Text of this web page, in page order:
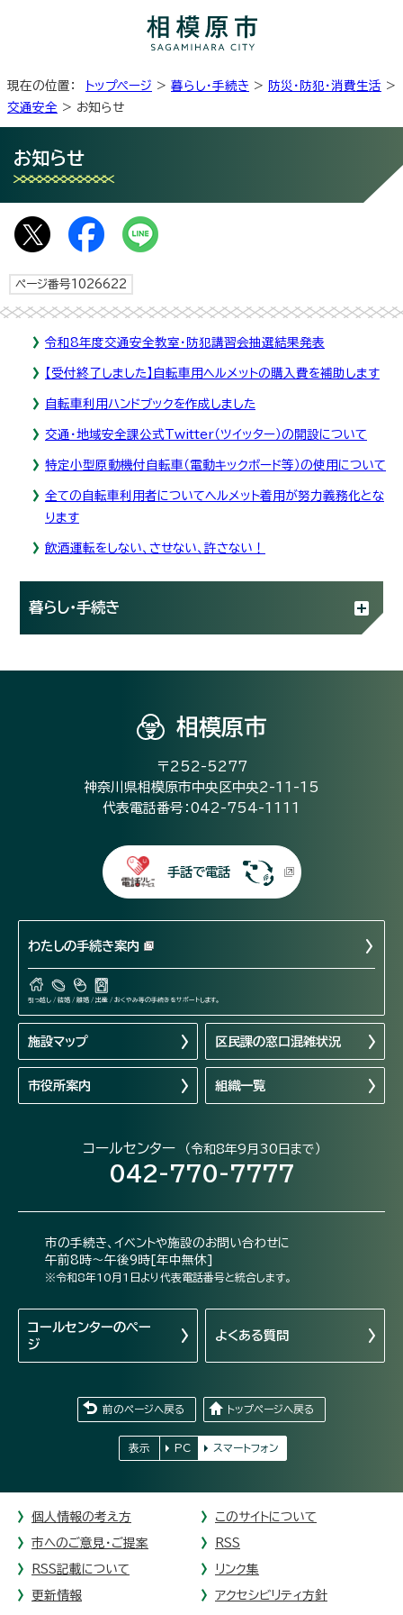
現在の位置： トップページ > 暮らし・手続き > 防災・防犯・消費生活 >
交通安全 > お知らせ
お知らせ
ページ番号1026622
令和8年度交通安全教室・防犯講習会抽選結果発表
【受付終了しました】自転車用ヘルメットの購入費を補助します
自転車利用ハンドブックを作成しました
交通・地域安全課公式Twitter（ツイッター）の開設について
特定小型原動機付自転車（電動キックボード等）の使用について
全ての自転車利用者についてヘルメット着用が努力義務化とな
ります
飲酒運転をしない、させない、許さない！
暮らし・手続き
相模原市
〒252-5277
神奈川県相模原市中央区中央2-11-15
代表電話番号：042-754-1111
手話で電話
わたしの手続き案内
引っ越し / 結婚 / 離婚 / 出産 / おくやみ等の手続きをサポートします。
施設マップ 区民課の窓口混雑状況
市役所案内 組織一覧
コールセンター （令和8年9月30日まで）
042-770-7777
市の手続き、イベントや施設のお問い合わせに
午前8時～午後9時[年中無休]
※令和8年10月1日より代表電話番号と統合します。
コールセンターのペー
ジ
よくある質問
前のページへ戻る トップページへ戻る
表示 PC スマートフォン
個人情報の考え方 このサイトについて
市へのご意見・ご提案 RSS
RSS記載について リンク集
更新情報 アクセシビリティ方針